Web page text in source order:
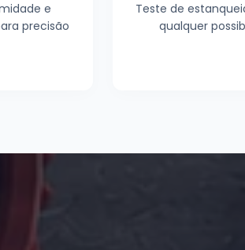
e
precisão
Teste de
qualquer